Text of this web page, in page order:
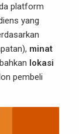
platform
yang
minat
lokasi
pembeli